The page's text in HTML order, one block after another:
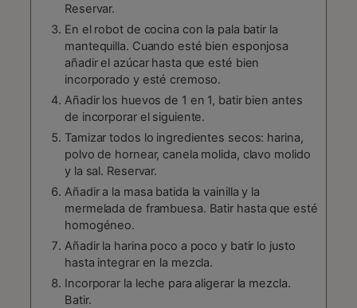
Reservar.
En el robot de cocina con la pala batir la
mantequilla. Cuando esté bien esponjosa
añadir el azúcar hasta que esté bien
incorporado y esté cremoso.
Añadir los huevos de 1 en 1, batir bien antes
de incorporar el siguiente.
Tamizar todos lo ingredientes secos: harina,
polvo de hornear, canela molida, clavo molido
y la sal. Reservar.
Añadir a la masa batida la vainilla y la
mermelada de frambuesa. Batir hasta que esté
homogéneo.
Añadir la harina poco a poco y batir lo justo
hasta integrar en la mezcla.
Incorporar la leche para aligerar la mezcla.
Batir.